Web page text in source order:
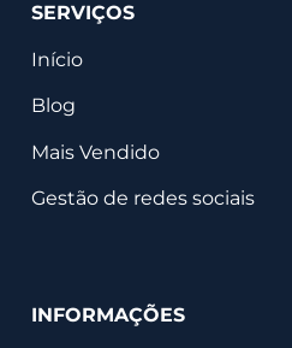
SERVIÇOS
Início
Blog
Mais Vendido
Gestão de redes sociais
INFORMAÇÕES